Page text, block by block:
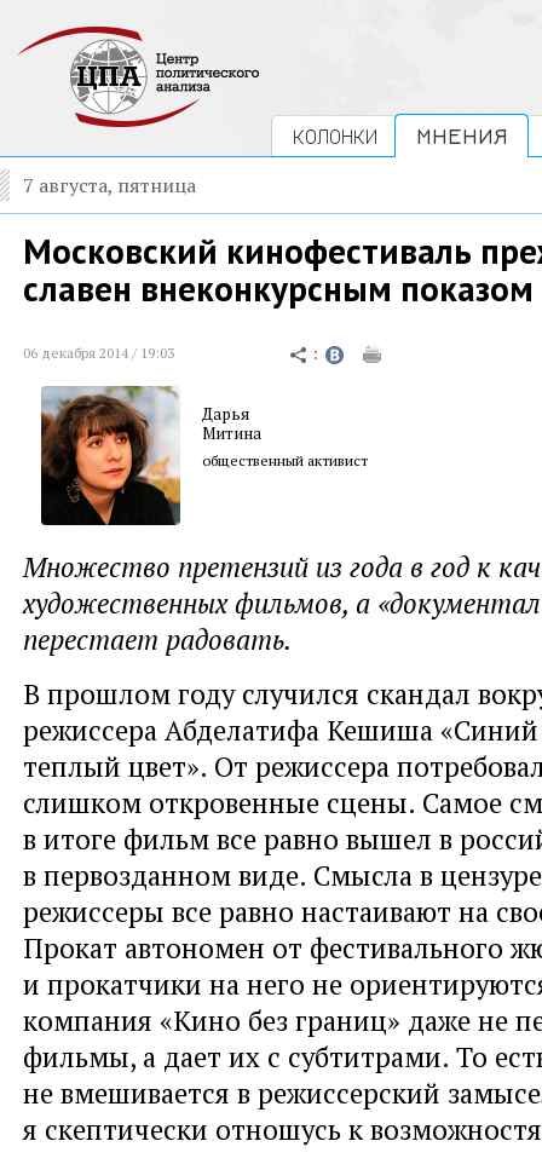
КОЛОНКИ МНЕНИЯ
7 августа, пятница
Московский кинофестиваль
славен внеконкурсным показом
06 декабря 2014 / 19:03
Дарья
Митина
общественный активист
Множество претензий из года в год к
художественных фильмов, а
перестает радовать.
В прошлом году случился скандал
режиссера Абделатифа Кешиша
теплый цвет». От режиссера
слишком откровенные сцены. Самое
в итоге фильм все равно вышел в
в первозданном виде. Смысла в
режиссеры все равно настаивают на
Прокат автономен от фестивального
и прокатчики на него не
компания «Кино без границ» даже не
фильмы, а дает их с субтитрами. То
не вмешивается в режиссерский
я скептически отношусь к